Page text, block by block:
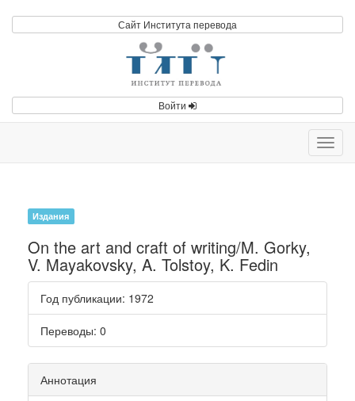
Сайт Института перевода
Войти
Издания
On the art and craft of writing/M. Gorky,
V. Mayakovsky, A. Tolstoy, K. Fedin
Год публикации: 1972
Переводы: 0
Аннотация